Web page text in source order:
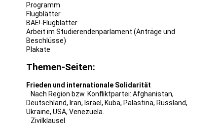
Programm
Flugblätter
BAE!-Flugblätter
Arbeit im Studierendenparlament (Anträge und
Beschlüsse)
Plakate
Themen-Seiten:
Frieden und internationale Solidarität
Nach Region bzw. Konfliktpartei: Afghanistan,
Deutschland, Iran, Israel , Kuba, Palästina, Russland,
Ukraine, USA, Venezuela
Zivilklausel